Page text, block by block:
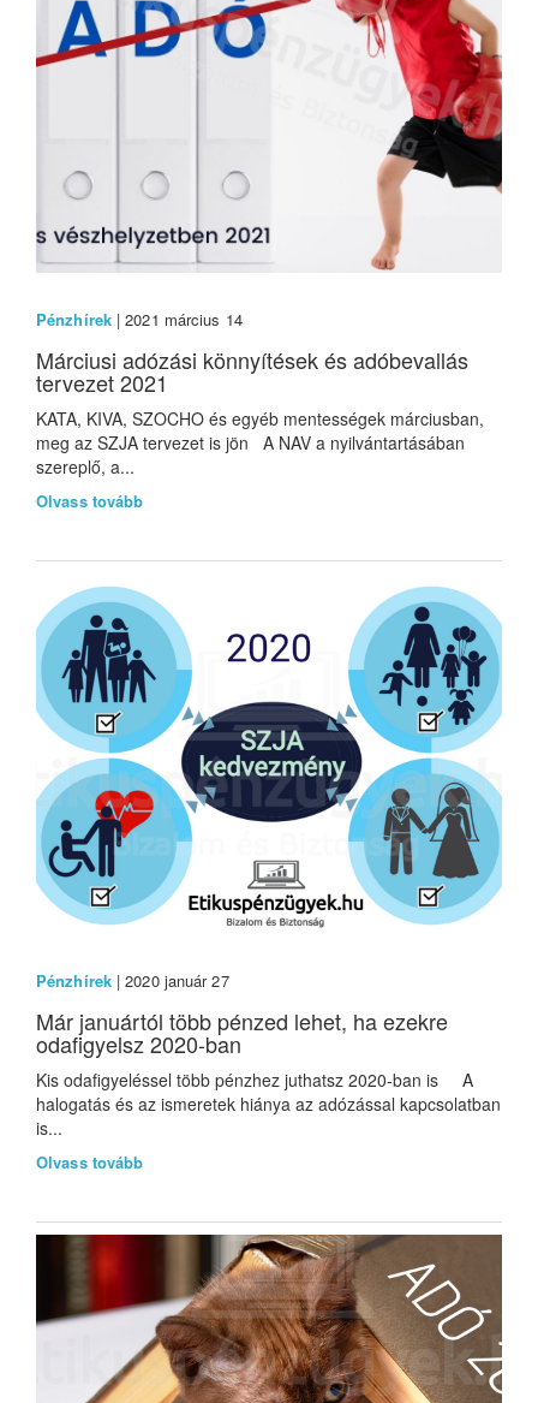
Pénzhírek| 2021 március 14
Márciusi adózási könnyítések és adóbevallás
tervezet 2021
KATA, KIVA, SZOCHO és egyéb mentességek márciusban,
meg az SZJA tervezet is jön A NAV a nyilvántartásában
szereplő, a...
Olvass tovább
Pénzhírek| 2020 január 27
Már januártól több pénzed lehet, ha ezekre
odafigyelsz 2020-ban
Kis odafigyeléssel több pénzhez juthatsz 2020-ban is A
halogatás és az ismeretek hiánya az adózással kapcsolatban
is...
Olvass tovább